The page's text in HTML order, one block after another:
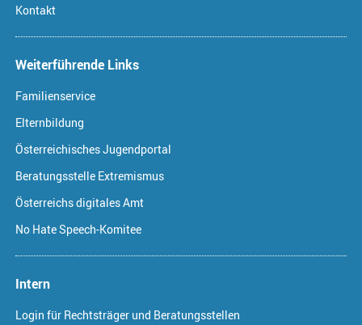
Kontakt
Weiterführende Links
Familienservice
Elternbildung
Österreichisches Jugendportal
Beratungsstelle Extremismus
Österreichs digitales Amt
No Hate Speech-Komitee
Intern
Login für Rechtsträger und Beratungsstellen